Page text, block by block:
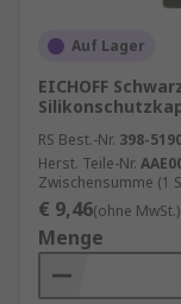
Auf Lager
EICHOFF
RS Best.-Nr. 398-
Herst. Teile-Nr.
Zwischensumme (1
€ 9,46(ohne MwSt.)
Menge